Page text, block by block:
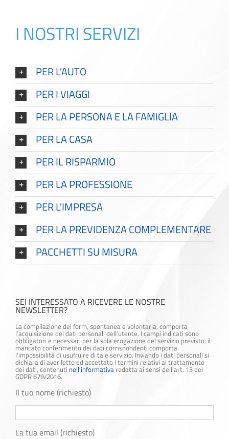
I NOSTRI SERVIZI
PER L'AUTO
PER I VIAGGI
PER LA PERSONA E LA FAMIGLIA
PER LA CASA
PER IL RISPARMIO
PER LA PROFESSIONE
PER L'IMPRESA
PER LA PREVIDENZA COMPLEMENTARE
PACCHETTI SU MISURA
SEI INTERESSATO A RICEVERE LE NOSTRE
NEWSLETTER?
La compilazione del form, spontanea e volontaria, comporta
l’acquisizione dei dati personali dell’utente. I campi indicati sono
obbligatori e necessari per la sola erogazione del servizio previsto: il
mancato conferimento dei dati corrispondenti comporta
l’impossibilità di usufruire di tale servizio. Inviando i dati personali si
dichiara di aver letto ed accettato i termini relativi al trattamento
dei dati, contenuti nell’informativa redatta ai sensi dell’art. 13 del
GDPR 679/2016.
Il tuo nome (richiesto)
La tua email (richiesto)